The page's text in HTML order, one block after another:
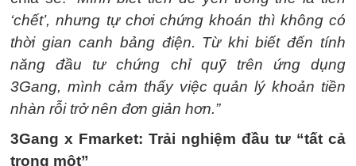
‘chết’, nhưng tự chơi chứng khoán thì không có
thời gian canh bảng điện. Từ khi biết đến tính
năng đầu tư chứng chỉ quỹ trên ứng dụng
3Gang, mình cảm thấy việc quản lý khoản tiền
nhàn rỗi trở nên đơn giản hơn.”
3Gang x Fmarket: Trải nghiệm đầu tư “tất cả
trong một”